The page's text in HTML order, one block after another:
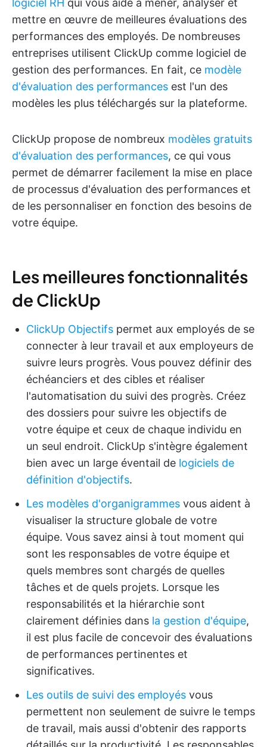
logiciel RH qui vous aide à mener, analyser et
mettre en œuvre de meilleures évaluations des
performances des employés. De nombreuses
entreprises utilisent ClickUp comme logiciel de
gestion des performances. En fait, ce modèle
d'évaluation des performances est l'un des
modèles les plus téléchargés sur la plateforme.
ClickUp propose de nombreux modèles gratuits
d'évaluation des performances, ce qui vous
permet de démarrer facilement la mise en place
de processus d'évaluation des performances et
de les personnaliser en fonction des besoins de
votre équipe.
Les meilleures fonctionnalités
de ClickUp
ClickUp Objectifs permet aux employés de se
connecter à leur travail et aux employeurs de
suivre leurs progrès. Vous pouvez définir des
échéanciers et des cibles et réaliser
l'automatisation du suivi des progrès. Créez
des dossiers pour suivre les objectifs de
votre équipe et ceux de chaque individu en
un seul endroit. ClickUp s'intègre également
bien avec un large éventail de logiciels de
définition d'objectifs.
Les modèles d'organigrammes vous aident à
visualiser la structure globale de votre
équipe. Vous savez ainsi à tout moment qui
sont les responsables de votre équipe et
quels membres sont chargés de quelles
tâches et de quels projets. Lorsque les
responsabilités et la hiérarchie sont
clairement définies dans la gestion d'équipe,
il est plus facile de concevoir des évaluations
de performances pertinentes et
significatives.
Les outils de suivi des employés vous
permettent non seulement de suivre le temps
de travail, mais aussi d'obtenir des rapports